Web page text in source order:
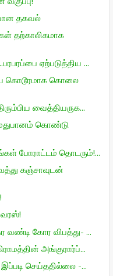
தகவல்
தற்காலிகமாக
ஏற்படுத்திய ...
கொடூரமாக கொலை
வைத்தியருக...
கொண்டு
போராட்டம் தொடரும்!...
கஞ்சாவுடன்
வண்டி கோர விபத்து- ...
அங்குரார்ப்...
இப்படி செய்ததில்லை -...